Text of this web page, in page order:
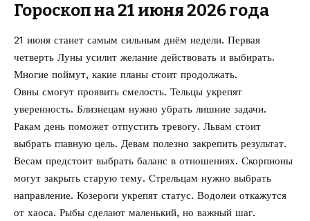
Гороскоп на 21 июня 2026 года
21 июня станет самым сильным днём недели. Первая
четверть Луны усилит желание действовать и выбирать.
Многие поймут, какие планы стоит продолжать.
Овны смогут проявить смелость. Тельцы укрепят
уверенность. Близнецам нужно убрать лишние задачи.
Ракам день поможет отпустить тревогу. Львам стоит
выбрать главную цель. Девам полезно закрепить результат.
Весам предстоит выбрать баланс в отношениях. Скорпионы
могут закрыть старую тему. Стрельцам нужно выбрать
направление. Козероги укрепят статус. Водолеи откажутся
от хаоса. Рыбы сделают маленький, но важный шаг.